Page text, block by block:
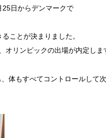
日からデンマークで
ことが決まりました。
オリンピックの出場が内定しま
体もすべてコントロールして